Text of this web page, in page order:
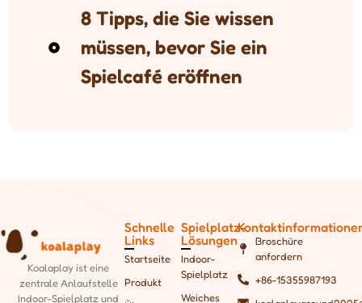
8 Tipps, die Sie wissen
müssen, bevor Sie ein
Spielcafé eröffnen
Koalaplay ist eine
zentrale Anlaufstelle
Indoor-Spielplatz und
Schnelle
Links
Startseite
Produkt
Spielplatz-
Lösungen
Indoor-
Spielplatz
Weiches
Broschüre
anfordern
+86-15355987193